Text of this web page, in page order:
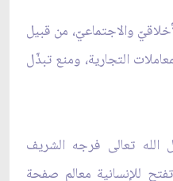
والاجتماعيّ، من قبيل
التجارية، ومنع تبذّل
الله تعالى فرجه الشريف
للإنسانية معالم صفحة